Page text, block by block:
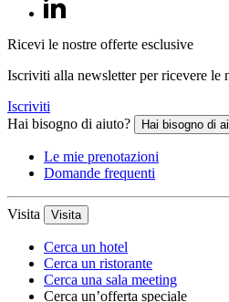
Ricevi le nostre offerte esclusive
Iscriviti alla newsletter per ricevere le
Iscriviti
Hai bisogno di aiuto?
Hai bisogno di
Le mie prenotazioni
Domande frequenti
Visita Visita
Cerca un hotel
Cerca un ristorante
Cerca una sala meeting
Cerca un’offerta speciale